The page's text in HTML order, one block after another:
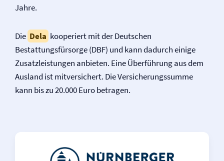
Jahre.
Die Dela kooperiert mit der Deutschen
Bestattungsfürsorge (DBF) und kann dadurch einige
Zusatzleistungen anbieten. Eine Überführung aus dem
Ausland ist mitversichert. Die Versicherungssumme
kann bis zu 20.000 Euro betragen.